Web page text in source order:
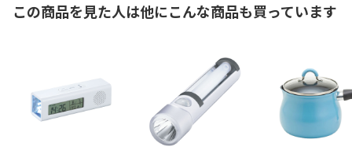
この商品を見た人は他にこんな商品も買っています